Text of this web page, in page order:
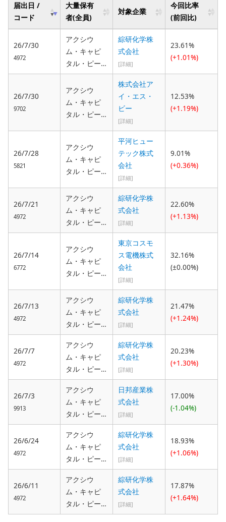
届出日 /
コード
大量保有
者(全員)
対象企業
今回比率
(前回比)
26/7/30
4972
アクシウ
ム・キャピ
タル・ピー
ティーイ
ー・エルテ
ィーディー
（Axium Ca
士 大草康
平
綜研化学株
式会社
[詳細]
23.61%
(+1.01%)
26/7/30
9702
アクシウ
ム・キャピ
タル・ピー
ィーディー
（Axium Ca
pital Pte. Lt
d.）, 弁護
士 大草康
平
株式会社ア
イ・エス・
ビー
[詳細]
12.53%
(+1.19%)
26/7/28
5821
アクシウ
ム・キャピ
タル・ピー
ー・エルテ
ィーディー
（Axium Ca
pital Pte. Lt
d.）, 弁護
士 大草康
平
平河ヒュー
テック株式
会社
[詳細]
9.01%
(+0.36%)
26/7/21
4972
アクシウ
ム・キャピ
タル・ピー
ティーイ
ー・エルテ
ィーディー
（Axium Ca
d.）, 弁護
士 大草康
平
綜研化学株
式会社
[詳細]
22.60%
(+1.13%)
26/7/14
6772
アクシウ
ム・キャピ
タル・ピー
ー・エルテ
ィーディー
（Axium Ca
pital Pte. Lt
d.）, 弁護
士 大草康
平
東京コスモ
ス電機株式
会社
[詳細]
32.16%
(±0.00%)
26/7/13
4972
アクシウ
ム・キャピ
タル・ピー
ティーイ
ー・エルテ
ィーディー
（Axium Ca
pital Pte. Lt
d.）, 弁護
士 大草康
綜研化学株
式会社
[詳細]
21.47%
(+1.24%)
26/7/7
4972
アクシウ
ム・キャピ
タル・ピー
ティーイ
ー・エルテ
ィーディー
（Axium Ca
pital Pte. Lt
d.）, 弁護
士 大草康
綜研化学株
式会社
[詳細]
20.23%
(+1.30%)
26/7/3
9913
アクシウ
ム・キャピ
タル・ピー
ティーイ
ー・エルテ
ィーディー
（Axium Ca
pital Pte. Lt
d.）, 弁護
士 大草康
日邦産業株
式会社
[詳細]
17.00%
(-1.04%)
26/6/24
4972
アクシウ
ム・キャピ
タル・ピー
ティーイ
ー・エルテ
ィーディー
（Axium Ca
綜研化学株
式会社
[詳細]
18.93%
(+1.06%)
26/6/11
4972
アクシウ
ム・キャピ
タル・ピー
ティーイ
綜研化学株
式会社
[詳細]
17.87%
(+1.64%)